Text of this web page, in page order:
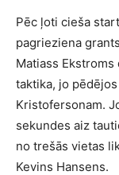
Pēc ļoti cieša
pagrieziena
Matiass
taktika, jo
Kristofersonam.
sekundes aiz
no trešās vietas
Kevins Hansens.